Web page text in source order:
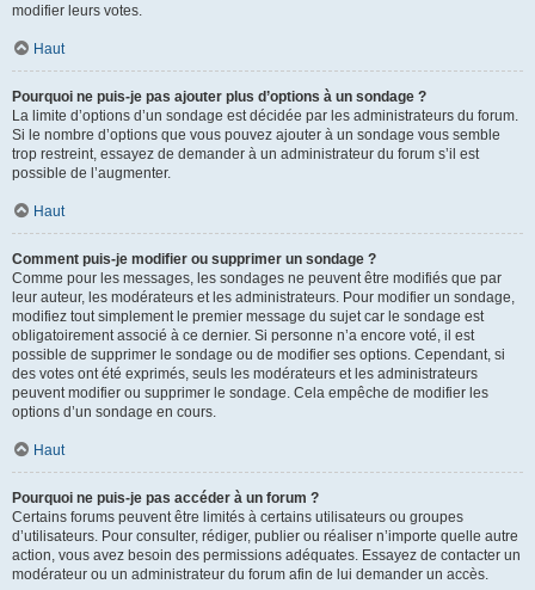
modifier leurs votes.
Haut
Pourquoi ne puis-je pas ajouter plus d’options à un sondage ?
La limite d’options d’un sondage est décidée par les administrateurs du forum.
Si le nombre d’options que vous pouvez ajouter à un sondage vous semble
trop restreint, essayez de demander à un administrateur du forum s’il est
possible de l’augmenter.
Haut
Comment puis-je modifier ou supprimer un sondage ?
Comme pour les messages, les sondages ne peuvent être modifiés que par
leur auteur, les modérateurs et les administrateurs. Pour modifier un sondage,
modifiez tout simplement le premier message du sujet car le sondage est
obligatoirement associé à ce dernier. Si personne n’a encore voté, il est
possible de supprimer le sondage ou de modifier ses options. Cependant, si
des votes ont été exprimés, seuls les modérateurs et les administrateurs
peuvent modifier ou supprimer le sondage. Cela empêche de modifier les
options d’un sondage en cours.
Haut
Pourquoi ne puis-je pas accéder à un forum ?
Certains forums peuvent être limités à certains utilisateurs ou groupes
d’utilisateurs. Pour consulter, rédiger, publier ou réaliser n’importe quelle autre
action, vous avez besoin des permissions adéquates. Essayez de contacter un
modérateur ou un administrateur du forum afin de lui demander un accès.